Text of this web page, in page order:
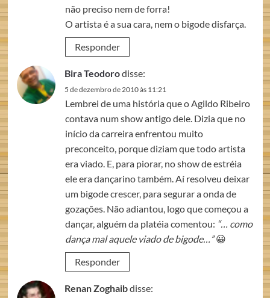
não preciso nem de forra!
O artista é a sua cara, nem o bigode disfarça.
Responder
Bira Teodorodisse:
5 de dezembro de 2010 às 11:21
Lembrei de uma história que o Agildo Ribeiro
contava num show antigo dele. Dizia que no
início da carreira enfrentou muito
preconceito, porque diziam que todo artista
era viado. E, para piorar, no show de estréia
ele era dançarino também. Aí resolveu deixar
um bigode crescer, para segurar a onda de
gozações. Não adiantou, logo que começou a
dançar, alguém da platéia comentou: “… como
dança mal aquele viado de bigode…”😀
Responder
Renan Zoghaibdisse: